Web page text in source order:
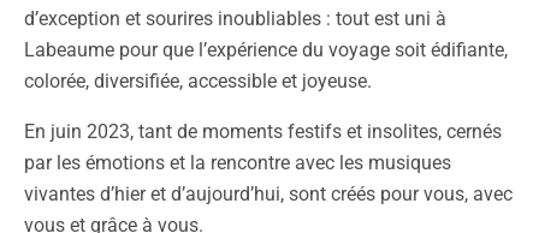
d’exception et sourires inoubliables : tout est uni à
Labeaume pour que l’expérience du voyage soit édifiante,
colorée, diversifiée, accessible et joyeuse.
En juin 2023, tant de moments festifs et insolites, cernés
par les émotions et la rencontre avec les musiques
vivantes d’hier et d’aujourd’hui, sont créés pour vous, avec
vous et grâce à vous.